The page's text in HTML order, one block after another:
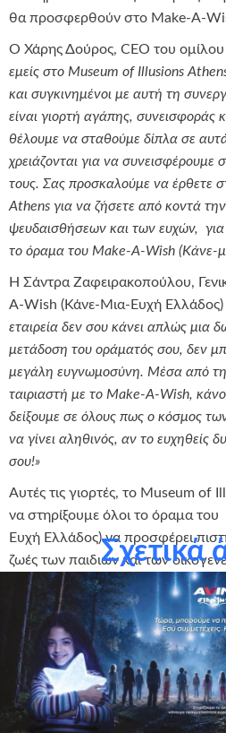
θα προσφερθούν στο Make-A-
Ο Χάρης Δούρος, CEO του
εμείς στο Museum of Ιllusions
και συγκινημένοι με αυτή τη
είναι γιορτή αγάπης, συνεισφοράς
θέλουμε να σταθούμε δίπλα σε
χρειάζονται για να
τους. Σας προσκαλούμε να έρθετε
Athens για να ζήσετε από κοντά
ψευδαισθήσεων και των ευχών, για
το όραμα του Make-A-Wish (Κάνε-
Η Σάντρα Ζαφειρακοπούλου,
A-Wish (Κάνε-Μια-Ευχή
εταιρεία δεν σου κάνει απλώς μια
μετάδοση του οράματός σου, δεν
μεγάλη ευγνωμοσύνη. Μέσα από
ταιριαστή με το Make-A-Wish,
δείξουμε σε όλους πως ο κόσμος
να γίνει αληθινός, αν το ευχηθείς
σου!»
Αυτές τις γιορτές, το Museum of
να στηρίξουμε όλοι το όραμα
Ευχή Ελλάδος) να προσφέρει
ζωές των παιδιών και των
εισιτήρια για εμάς και την
το μοναδικό αυτό χώρο
Μάθετε περισσότερα για την
https://
Σχετικά